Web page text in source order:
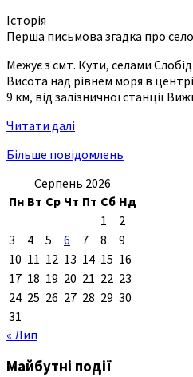
Історія
Перша письмова згадка про
Межує з смт. Кути, селами
Висота над рівнем моря в
9 км, від залізничної станції
Читати далі
Більше повідомлень
Серпень 2026
Пн Вт Ср Чт Пт Сб Нд
1
2
3
4 5 6 7 8
9
10 11 12 13 14 15 16
17 18 19 20 21 22 23
24 25 26 27 28 29 30
31
« Лип
Майбутні події